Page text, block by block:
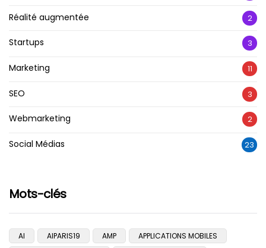
Réalité augmentée 2
Startups 3
Marketing 11
SEO 3
Webmarketing 2
Social Médias 23
Mots-clés
AI AIPARIS19 AMP
APPLICATIONS MOBILES